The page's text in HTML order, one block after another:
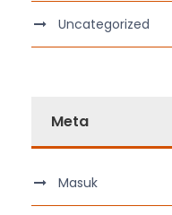
Uncategorized
Meta
Masuk